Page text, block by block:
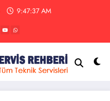
9:47:37 AM